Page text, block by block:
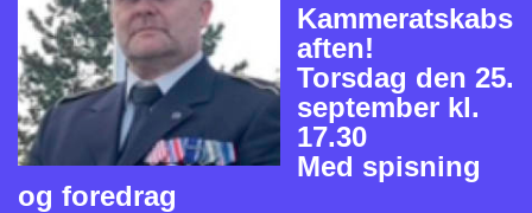
Kammeratskabs
aften!
Torsdag den 25.
september kl.
17.30
Med spisning
og foredrag